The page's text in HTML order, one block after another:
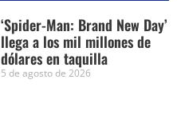
‘Spider-Man: Brand New Day’
llega a los mil millones de
dólares en taquilla
5 de agosto de 2026